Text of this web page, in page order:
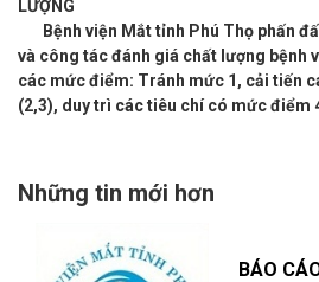
LƯỢNG
Bệnh viện Mắt tỉnh Phú Thọ phấn
và công tác đánh giá chất lượng bệnh
các mức điểm: Tránh mức 1, cải tiến
(2,3), duy trì các tiêu chí có mức điểm
Những tin mới hơn
BÁO